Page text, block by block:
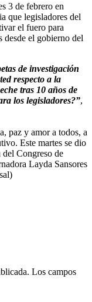
3 de febrero en
que legisladores del
el fuero para
desde el gobierno del
de investigación
respecto a la
tras 10 años de
los legisladores?”,
paz y amor a todos, a
Este martes se dio
Congreso de
Layda Sansores
Los campos